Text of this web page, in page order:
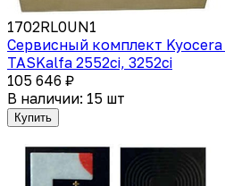
1702RL0UN1
Сервисный комплект Kyocera
TASKalfa 2552ci, 3252ci
105 646 ₽
В наличии: 15 шт
Купить